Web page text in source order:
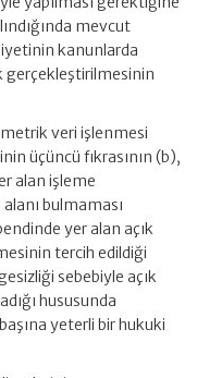
mevcut
kanunlarda
gerçekleştirilmesinin
veri işlenmesi
üçüncü fıkrasının (b),
alan işleme
bulmaması
yer alan açık
tercih edildiği
sebebiyle açık
hususunda
yeterli bir hukuki